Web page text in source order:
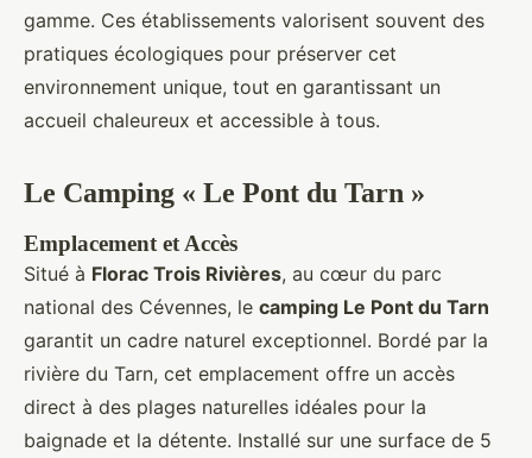
gamme. Ces établissements valorisent souvent des
pratiques écologiques pour préserver cet
environnement unique, tout en garantissant un
accueil chaleureux et accessible à tous.
Le Camping « Le Pont du Tarn »
Emplacement et Accès
Situé à Florac Trois Rivières, au cœur du parc
national des Cévennes, le camping Le Pont du Tarn
garantit un cadre naturel exceptionnel. Bordé par la
rivière du Tarn, cet emplacement offre un accès
direct à des plages naturelles idéales pour la
baignade et la détente. Installé sur une surface de 5